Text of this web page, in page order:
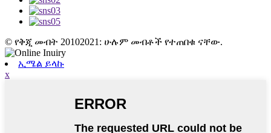
© የቅጂ መብት 20102021: ሁሉም መብቶች የተጠበቁ ናቸው.
ኢሜል ይላኩ
x